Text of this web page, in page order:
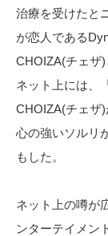
治療を受けたと
が恋人である
CHOIZA(チェザ)
ネット上には、
CHOIZA(チェザ
心の強いソルリ
もした。
ネット上の噂が
ンターテイメン